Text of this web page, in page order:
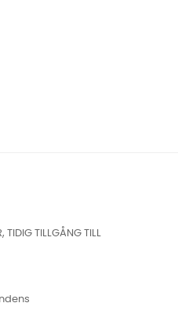
TIDIG TILLGÅNG TILL